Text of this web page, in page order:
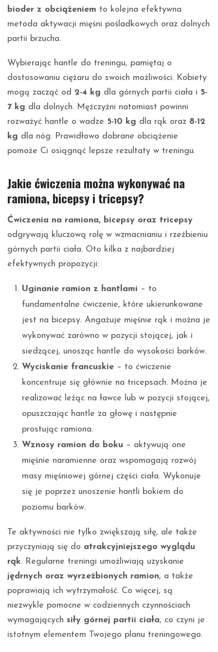
bioder z obciążeniem to kolejna efektywna
metoda aktywacji mięśni pośladkowych oraz dolnych
partii brzucha.
Wybierając hantle do treningu, pamiętaj o
dostosowaniu ciężaru do swoich możliwości. Kobiety
mogą zacząć od 2-4 kg dla górnych partii ciała i 5-
7 kg dla dolnych. Mężczyźni natomiast powinni
rozważyć hantle o wadze 5-10 kg dla rąk oraz 8-12
kg dla nóg. Prawidłowo dobrane obciążenie
pomoże Ci osiągnąć lepsze rezultaty w treningu.
Jakie ćwiczenia można wykonywać na
ramiona, bicepsy i tricepsy?
Ćwiczenia na ramiona, bicepsy oraz tricepsy
odgrywają kluczową rolę w wzmacnianiu i rzeźbieniu
górnych partii ciała. Oto kilka z najbardziej
efektywnych propozycji:
Uginanie ramion z hantlami – to
fundamentalne ćwiczenie, które ukierunkowane
jest na bicepsy. Angażuje mięśnie rąk i można je
wykonywać zarówno w pozycji stojącej, jak i
siedzącej, unosząc hantle do wysokości barków.
Wyciskanie francuskie – to ćwiczenie
koncentruje się głównie na tricepsach. Można je
realizować leżąc na ławce lub w pozycji stojącej,
opuszczając hantle za głowę i następnie
prostując ramiona.
Wznosy ramion do boku – aktywują one
mięśnie naramienne oraz wspomagają rozwój
masy mięśniowej górnej części ciała. Wykonuje
się je poprzez unoszenie hantli bokiem do
poziomu barków.
Te aktywności nie tylko zwiększają siłę, ale także
przyczyniają się do atrakcyjniejszego wyglądu
rąk. Regularne treningi umożliwiają uzyskanie
jędrnych oraz wyrzeźbionych ramion, a także
poprawiają ich wytrzymałość. Co więcej, są
niezwykle pomocne w codziennych czynnościach
wymagających siły górnej partii ciała, co czyni je
istotnym elementem Twojego planu treningowego.